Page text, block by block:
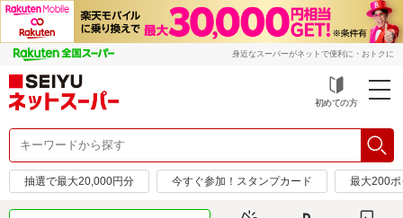
身近なスーパーがネットで便利に・おトクに
初めての方
抽選で最大20,000円分 今すぐ参加！スタンプカード 最大200